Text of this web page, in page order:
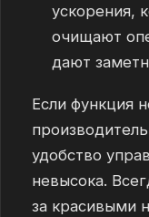
ускорения,
очищают
дают
Если функция
удобство
невысока.
за красивыми